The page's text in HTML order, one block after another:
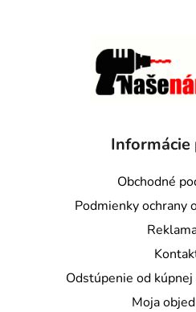
Informácie
Obchodné
Podmienky ochrany
Odstúpenie od
Moja